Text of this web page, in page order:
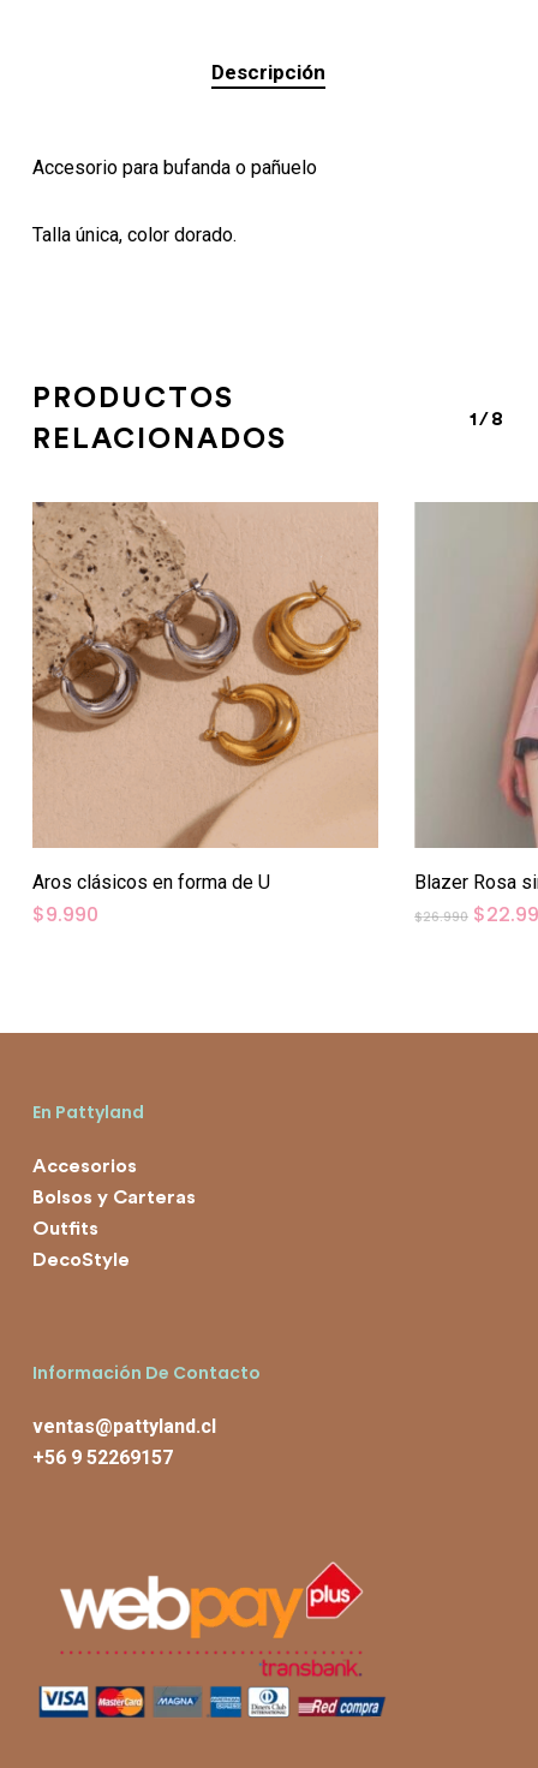
Descripción
Accesorio para bufanda o pañuelo
Talla única, color dorado.
PRODUCTOS
RELACIONADOS
1/8
Aros clásicos en forma de U
$9.990
Blazer Rosa
$26.990 El
$
En Pattyland
Accesorios
Bolsos y Carteras
Outfits
DecoStyle
Información De Contacto
ventas@pattyland.cl
+56 9 52269157